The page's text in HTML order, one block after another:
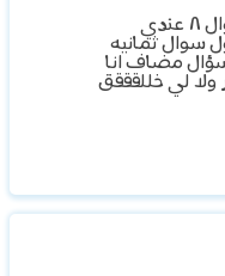
ياخي الاختبار المقنن غثيث سؤال ٨ عندي
سوال ثمانيه
مضاف انا
ولا لي خللقققق